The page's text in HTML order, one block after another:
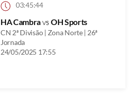
03:45:44
HA Cambravs OH Sports
CN 2ª Divisão | Zona Norte | 26ª
Jornada
24/05/2025 17:55